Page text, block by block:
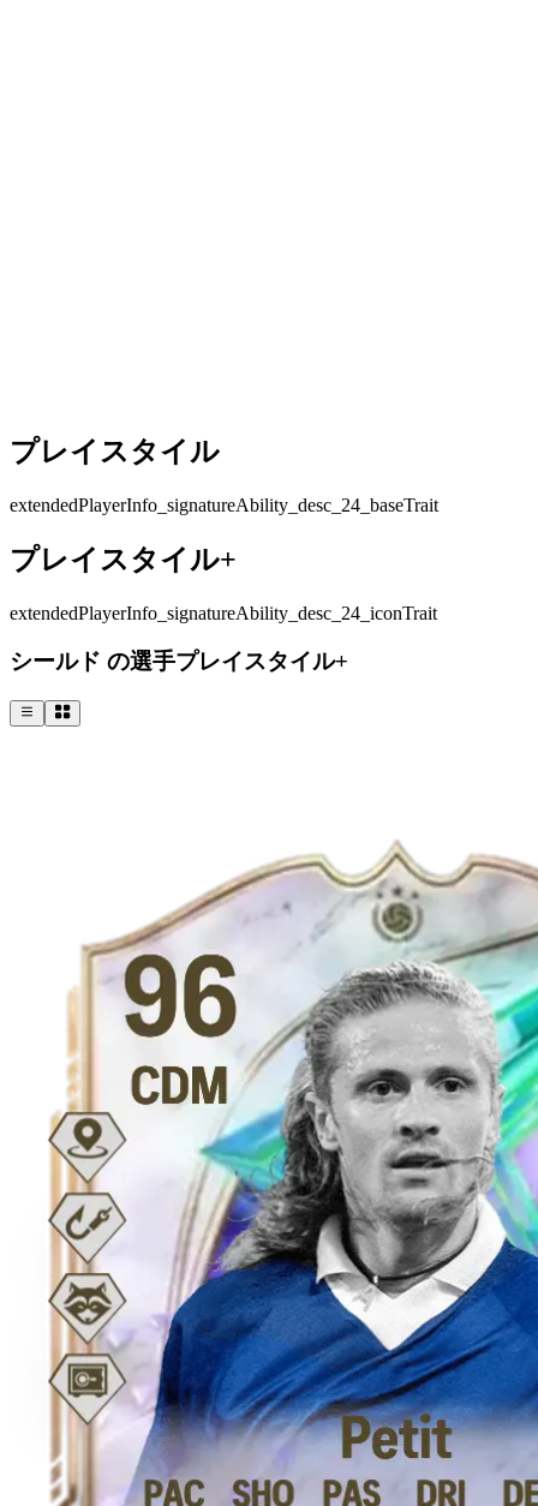
プレイスタイル
extendedPlayerInfo_signatureAbility_desc_24_baseTrait
プレイスタイル+
extendedPlayerInfo_signatureAbility_desc_24_iconTrait
シールド の選手プレイスタイル+